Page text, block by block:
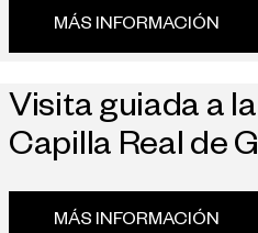
MÁS INFORMACIÓN
Visita guiada a
Capilla Real de
MÁS INFORMACIÓN